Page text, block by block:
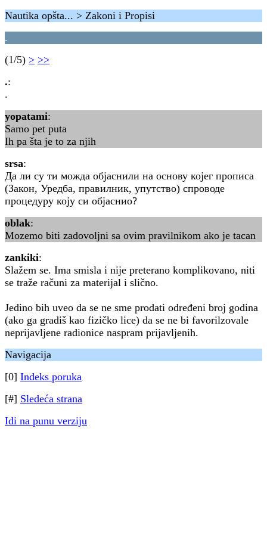
Nautika opšta... > Zakoni i Propisi
.
(1/5) > >>
.:
.
yopatami:
Samo pet puta
Ih pa šta je to za njih
srsa:
Да ли су ти можда објаснили на основу којег прописа
(Закон, Уредба, правилник, упутство) спроводе
процедуру коју си објаснио?
oblak:
Mozemo biti zadovoljni sa ovim pravilnikom ako je tacan
zankiki:
Slažem se. Ima smisla i nije preterano komplikovano, niti
se traže računi za materijal i slično.
Jedino bih uveo da se ne sme prodati određeni broj godina
(ako ga gradiš kao fizičko lice) da se ne bi favorilzovale
neprijavljene radionice naspram prijavljenih.
Navigacija
[0] Indeks poruka
[#] Sledeća strana
Idi na punu verziju